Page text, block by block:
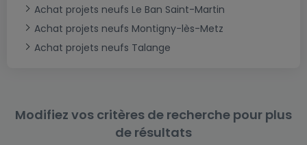
Achat projets neufs Le Ban Saint-Martin
Achat projets neufs Montigny-lès-Metz
Achat projets neufs Talange
Modifiez vos critères de recherche pour plus
de résultats